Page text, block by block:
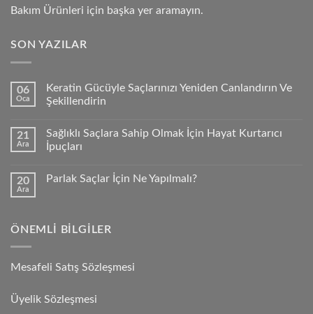
Bakım Ürünleri için başka yer aramayın.
SON YAZILAR
06
Oca
Keratin Gücüyle Saçlarınızı Yeniden Canlandırın Ve
Şekillendirin
21
Ara
Sağlıklı Saçlara Sahip Olmak İçin Hayat Kurtarıcı
İpuçları
20
Ara
Parlak Saçlar İçin Ne Yapılmalı?
ÖNEMLI BILGILER
Mesafeli Satış Sözleşmesi
Üyelik Sözleşmesi